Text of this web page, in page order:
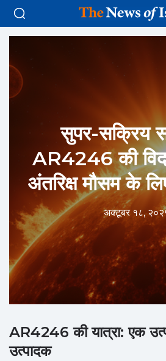
सुपर-सक्रिय
AR4246 की
अंतरिक्ष मौसम के
अक्टूबर १८,
AR4246 की यात्रा: एक
उत्पादक